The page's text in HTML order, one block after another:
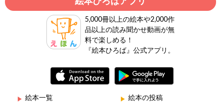
5,000冊以上の絵本や2,000作
品以上の読み聞かせ動画が無
料で楽しめる！
『絵本ひろば』公式アプリ。
絵本一覧 絵本の投稿